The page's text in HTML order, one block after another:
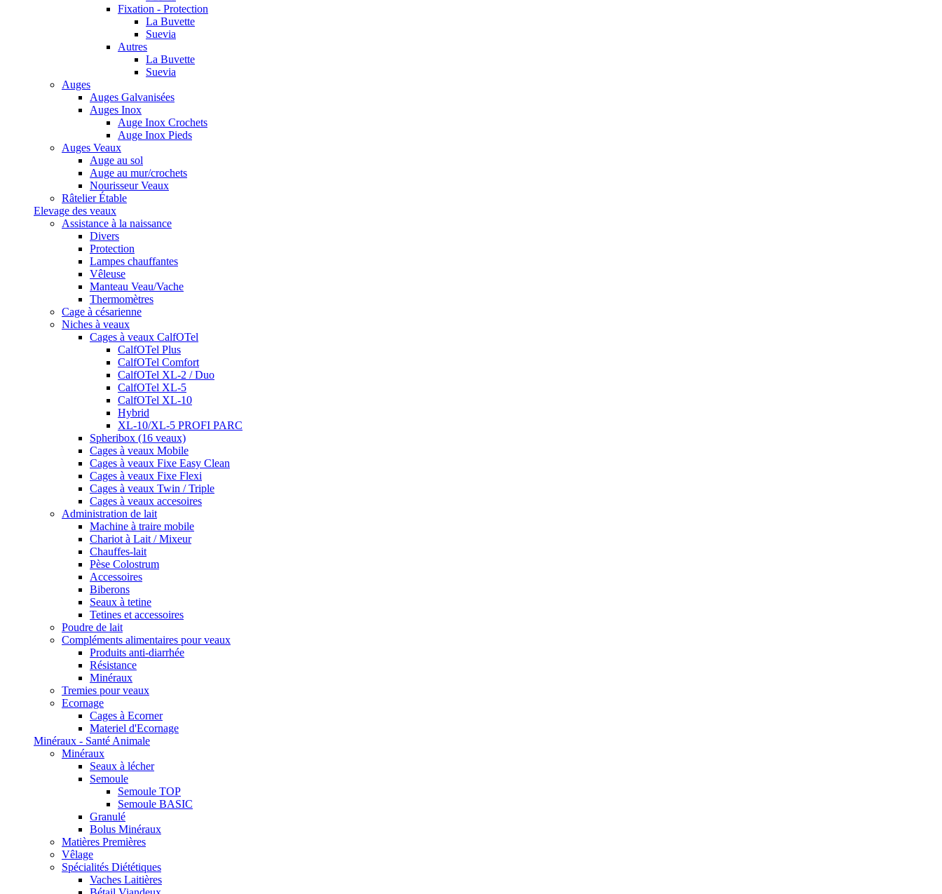
Fixation - Protection
La Buvette
Suevia
Autres
La Buvette
Suevia
Auges
Auges Galvanisées
Auges Inox
Auge Inox Crochets
Auge Inox Pieds
Auges Veaux
Auge au sol
Auge au mur/crochets
Nourisseur Veaux
Râtelier Étable
Elevage des veaux
Assistance à la naissance
Divers
Protection
Lampes chauffantes
Vêleuse
Manteau Veau/Vache
Thermomètres
Cage à césarienne
Niches à veaux
Cages à veaux CalfOTel
CalfOTel Plus
CalfOTel Comfort
CalfOTel XL-2 / Duo
CalfOTel XL-5
CalfOTel XL-10
Hybrid
XL-10/XL-5 PROFI PARC
Spheribox (16 veaux)
Cages à veaux Mobile
Cages à veaux Fixe Easy Clean
Cages à veaux Fixe Flexi
Cages à veaux Twin / Triple
Cages à veaux accesoires
Administration de lait
Machine à traire mobile
Chariot à Lait / Mixeur
Chauffes-lait
Pèse Colostrum
Accessoires
Biberons
Seaux à tetine
Tetines et accessoires
Poudre de lait
Compléments alimentaires pour veaux
Produits anti-diarrhée
Résistance
Minéraux
Tremies pour veaux
Ecornage
Cages à Ecorner
Materiel d'Ecornage
Minéraux - Santé Animale
Minéraux
Seaux à lécher
Semoule
Semoule TOP
Semoule BASIC
Granulé
Bolus Minéraux
Matières Premières
Vêlage
Spécialités Diététiques
Vaches Laitières